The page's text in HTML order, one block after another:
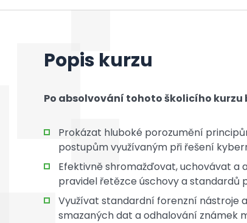
Popis kurzu
Po absolvování tohoto školicího
Prokázat hluboké porozumění
postupům využívaným při řešení
Efektivně shromažďovat, uchovávat a
pravidel řetězce úschovy a standardů
Využívat standardní forenzní nástroje
smazaných dat a odhalování známek